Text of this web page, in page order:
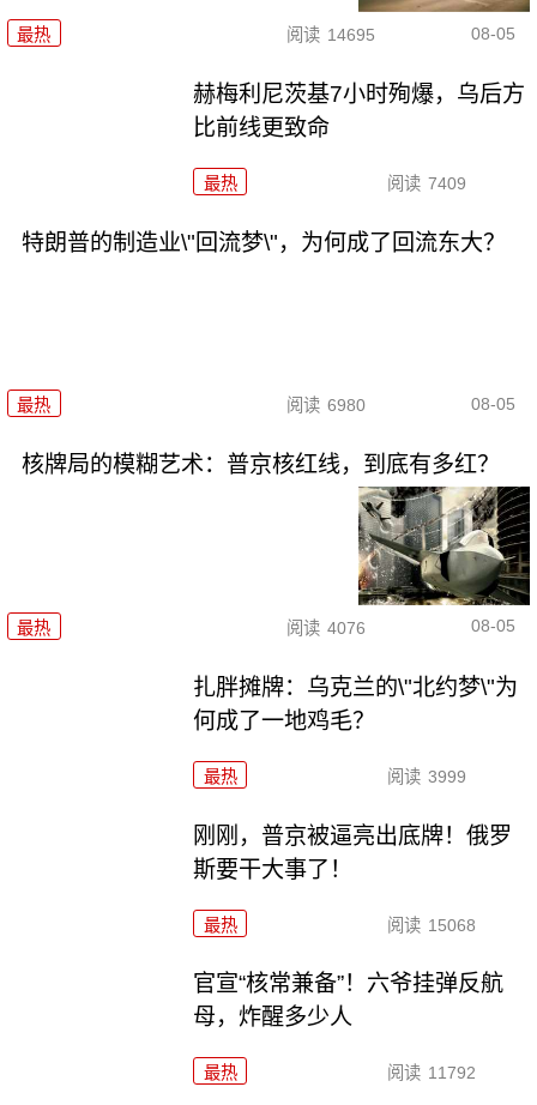
最热 阅读 14695 08-05
赫梅利尼茨基7小时殉爆，乌后方
比前线更致命
最热 阅读 7409
特朗普的制造业\"回流梦\"，为何成了回流东大？
最热 阅读 6980 08-05
核牌局的模糊艺术：普京核红线，到底有多红？
最热 阅读 4076 08-05
扎胖摊牌：乌克兰的\"北约梦\"为
何成了一地鸡毛？
最热 阅读 3999
刚刚，普京被逼亮出底牌！俄罗
斯要干大事了！
最热 阅读 15068
官宣“核常兼备”！六爷挂弹反航
母，炸醒多少人
最热 阅读 11792